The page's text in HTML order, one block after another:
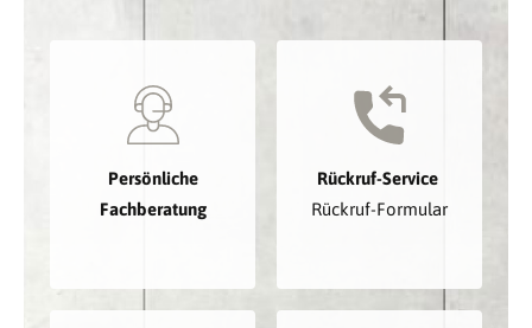
Persönliche
Fachberatung
Rückruf-Service
Rückruf-Formular